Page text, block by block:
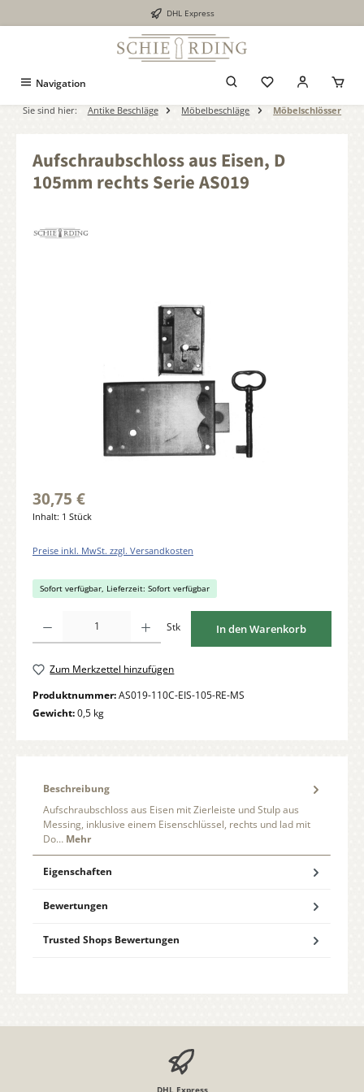
DHL Express
Navigation
Sie sind hier: Antike Beschläge Möbelbeschläge Möbelschlösser
Aufschraubschloss aus Eisen, D
105mm rechts Serie AS019
30,75 €
Inhalt: 1 Stück
Preise inkl. MwSt. zzgl. Versandkosten
Sofort verfügbar, Lieferzeit: Sofort verfügbar
Stk In den Warenkorb
Zum Merkzettel hinzufügen
Produktnummer:AS019-110C-EIS-105-RE-MS
Gewicht:0,5 kg
Beschreibung
Aufschraubschloss aus Eisen mit Zierleiste und Stulp aus
Messing, inklusive einem Eisenschlüssel, rechts und lad mit
Do… Mehr
Eigenschaften
Bewertungen
Trusted Shops Bewertungen
DHL Express